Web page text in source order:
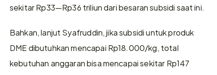
sekitar Rp33—Rp36 triliun dari besaran subsidi saat ini.
Bahkan, lanjut Syafruddin, jika subsidi untuk produk
DME dibutuhkan mencapai Rp18.000/kg, total
kebutuhan anggaran bisa mencapai sekitar Rp147